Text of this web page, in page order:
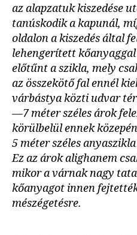
az alapzatuk kiszedése
tanúskodik a kapunál,
oldalon a kiszedés által
lehengerített
előtűnt a szikla, mely
az összekötő fal ennél
várbástya közti udvar
—7 méter széles árok
körülbelül ennek
5 méter széles
Ez az árok alighanem
mikor a várnak nagy
kőanyagot innen
mészégetésre.